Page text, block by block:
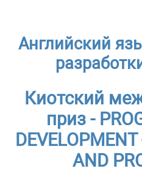
Английский
Киотский
приз -
AND